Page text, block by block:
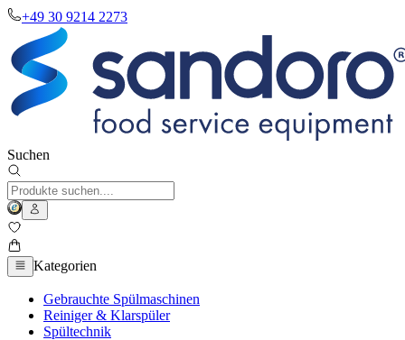
+49 30 9214 2273
Suchen
Kategorien
Gebrauchte Spülmaschinen
Reiniger & Klarspüler
Spültechnik